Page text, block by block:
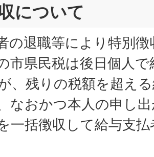
について
の退職等により特別
市県民税は後日個人
、残りの税額を超え
なおかつ本人の申し
一括徴収して給与支